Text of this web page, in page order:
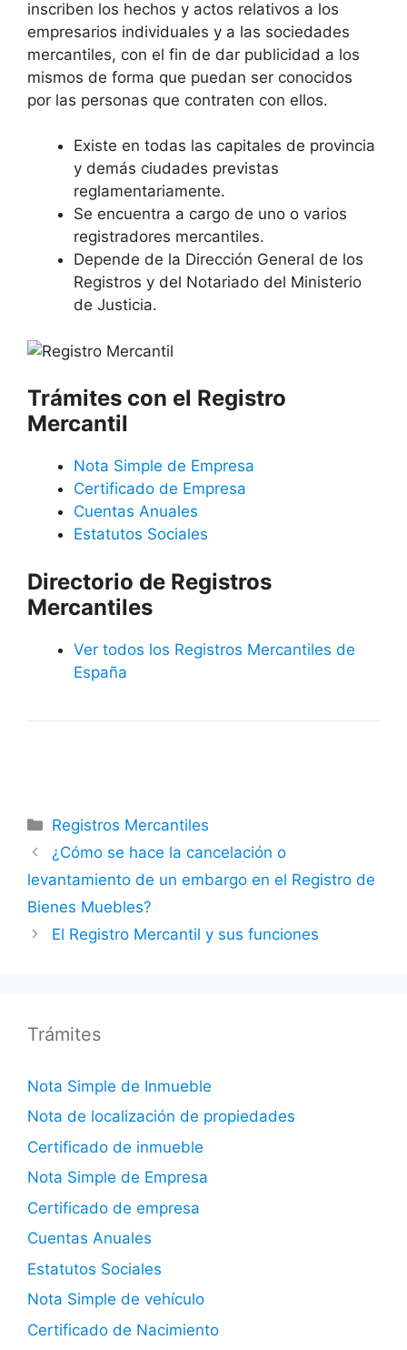
inscriben los hechos y actos relativos a los
empresarios individuales y a las sociedades
mercantiles, con el fin de dar publicidad a los
mismos de forma que puedan ser conocidos
por las personas que contraten con ellos.
Existe en todas las capitales de provincia
y demás ciudades previstas
reglamentariamente.
Se encuentra a cargo de uno o varios
registradores mercantiles.
Depende de la Dirección General de los
Registros y del Notariado del Ministerio
de Justicia.
Trámites con el Registro
Mercantil
Nota Simple de Empresa
Certificado de Empresa
Cuentas Anuales
Estatutos Sociales
Directorio de Registros
Mercantiles
Ver todos los Registros Mercantiles de
España
Categorías
Registros Mercantiles
¿Cómo se hace la cancelación o
levantamiento de un embargo en el Registro de
Bienes Muebles?
El Registro Mercantil y sus funciones
Trámites
Nota Simple de Inmueble
Nota de localización de propiedades
Certificado de inmueble
Nota Simple de Empresa
Certificado de empresa
Cuentas Anuales
Estatutos Sociales
Nota Simple de vehículo
Certificado de Nacimiento